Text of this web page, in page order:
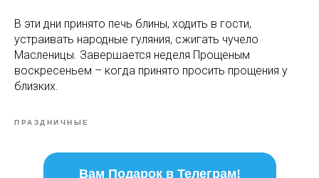
В эти дни принято печь блины, ходить в гости,
устраивать народные гуляния, сжигать чучело
Масленицы. Завершается неделя Прощеным
воскресеньем – когда принято просить прощения у
близких.
ПРАЗДНИЧНЫЕ
Вам Подарок в Телеграм!